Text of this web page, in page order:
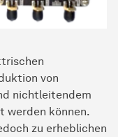
von
nichtleitendem
werden können.
zu erheblichen